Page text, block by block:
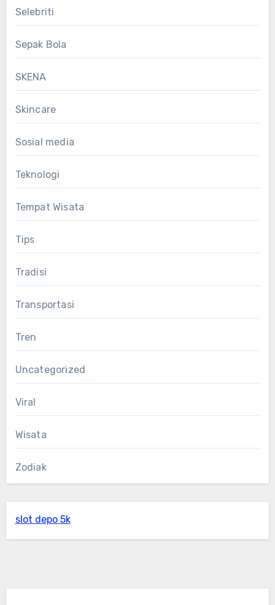
Selebriti
Sepak Bola
SKENA
Skincare
Sosial media
Teknologi
Tempat Wisata
Tips
Tradisi
Transportasi
Tren
Uncategorized
Viral
Wisata
Zodiak
slot depo 5k